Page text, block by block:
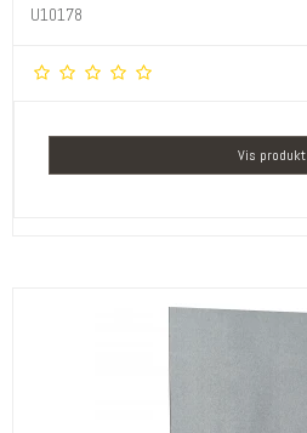
U10178
Vis produkt